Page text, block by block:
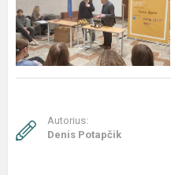
Autorius:
Denis Potapčik